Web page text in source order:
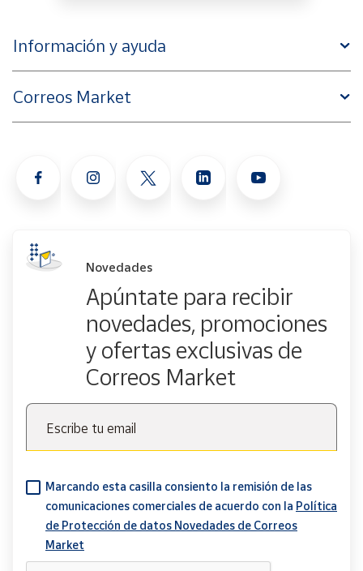
Información y ayuda
Correos Market
Novedades
Apúntate para recibir
novedades, promociones
y ofertas exclusivas de
Correos Market
Escribe tu email
Marcando esta casilla consiento la remisión de las
comunicaciones comerciales de acuerdo con la Política
de Protección de datos Novedades de Correos
Market